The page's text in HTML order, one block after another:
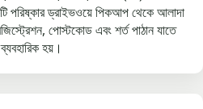
পরিষ্কার ড্রাইভওয়ে পিকআপ থেকে আলাদা
পোস্টকোড এবং শর্ত পাঠান যাতে
হয়।